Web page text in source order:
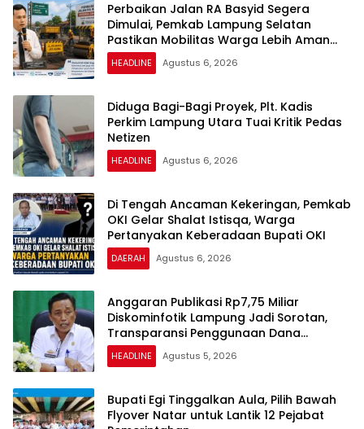
Perbaikan Jalan RA Basyid Segera
Dimulai, Pemkab Lampung Selatan
Pastikan Mobilitas Warga Lebih Aman
dan Nyaman
HEADLINE Agustus 6, 2026
Diduga Bagi-Bagi Proyek, Plt. Kadis
Perkim Lampung Utara Tuai Kritik Pedas
Netizen
HEADLINE Agustus 6, 2026
Di Tengah Ancaman Kekeringan, Pemkab
OKI Gelar Shalat Istisqa, Warga
Pertanyakan Keberadaan Bupati OKI
DAERAH Agustus 6, 2026
Anggaran Publikasi Rp7,75 Miliar
Diskominfotik Lampung Jadi Sorotan,
Transparansi Penggunaan Dana
Dipertanyakan
HEADLINE Agustus 5, 2026
Bupati Egi Tinggalkan Aula, Pilih Bawah
Flyover Natar untuk Lantik 12 Pejabat